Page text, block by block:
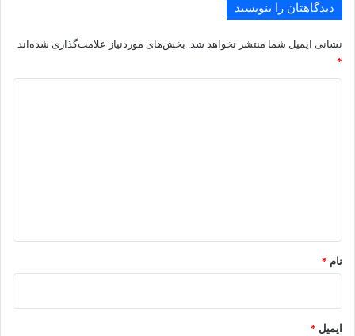
دیدگاهتان را بنویسید
نشانی ایمیل شما منتشر نخواهد شد. بخش‌های موردنیاز علامت‌گذاری شده‌اند
*
نام *
ایمیل *